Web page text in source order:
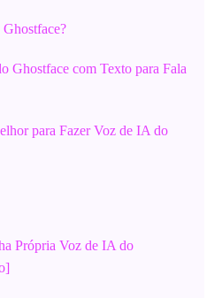
Ghostface com Texto para Fala
para Fazer Voz de IA do
Própria Voz de IA do